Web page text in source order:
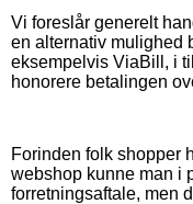
Vi foreslår generelt
en alternativ mulighed
eksempelvis ViaBill, i
honorere betalingen
Forinden folk shopper
webshop kunne man i
forretningsaftale, men